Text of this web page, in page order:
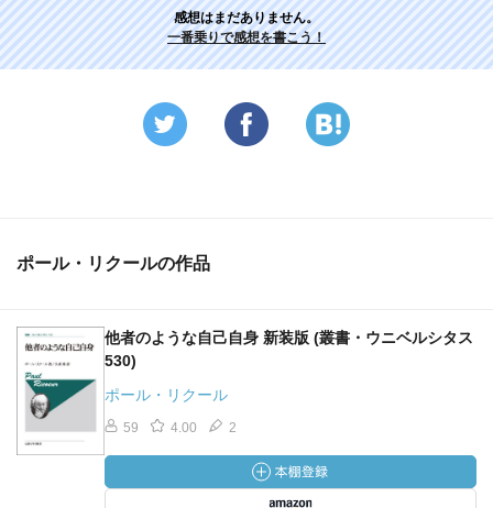
感想はまだありません。
一番乗りで感想を書こう！
ポール・リクールの作品
他者のような自己自身 新装版 (叢書・ウニベルシタス
530)
ポール・リクール
59 4.00 2